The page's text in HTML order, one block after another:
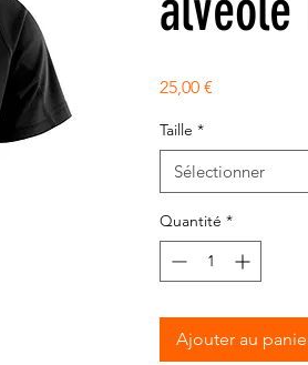
25,00 €
Taille *
Sélectionner
Quantité *
Ajouter au